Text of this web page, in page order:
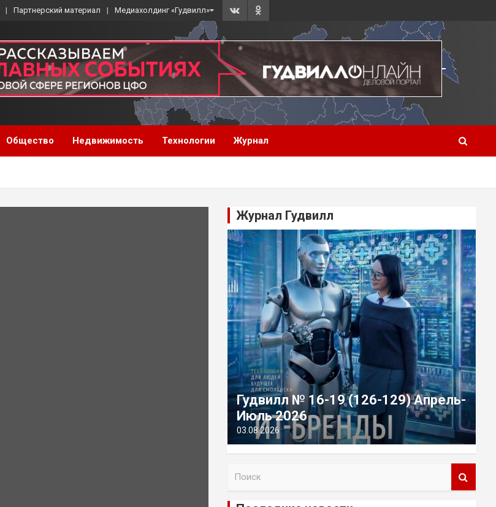
Партнерский материал Медиахолдинг «Гудвилл»
Общество Недвижимость Технологии Журнал
Журнал Гудвилл
Гудвилл № 16-19 (126-129) Апрель-
Июль 2026
03.08.2026
и